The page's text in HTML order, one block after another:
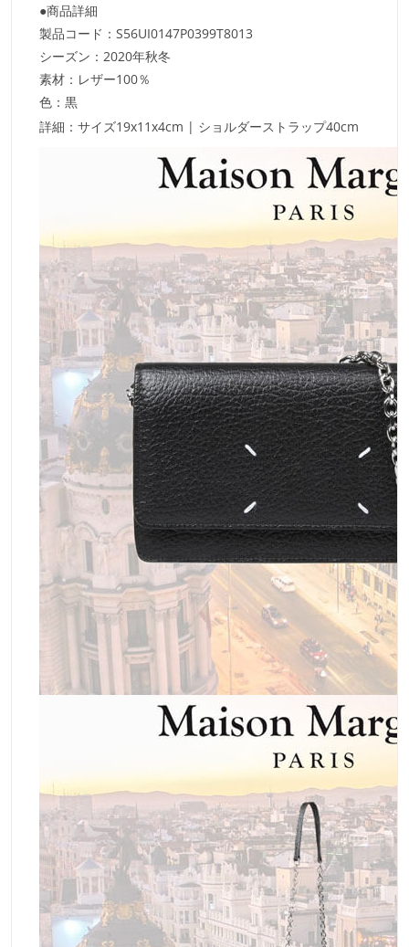
●商品詳細
製品コード：S56UI0147P0399T8013
シーズン：2020年秋冬
素材：レザー100％
色：黒
詳細：サイズ19x11x4cm | ショルダーストラップ40cm